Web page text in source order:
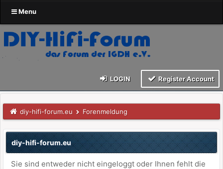
Menu
LOGIN Register Account
diy-hifi-forum.eu Forenmeldung
diy-hifi-forum.eu
Sie sind entweder nicht eingeloggt oder Ihnen fehlt die